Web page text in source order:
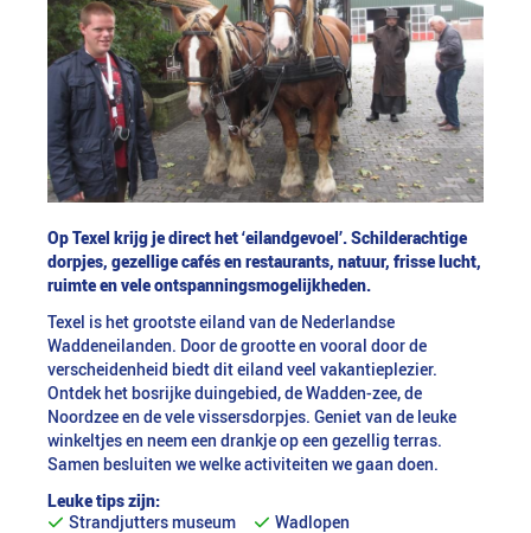
Op Texel krijg je direct het ‘eilandgevoel’. Schilderachtige
dorpjes, gezellige cafés en restaurants, natuur, frisse lucht,
ruimte en vele ontspanningsmogelijkheden.
Texel is het grootste eiland van de Nederlandse
Waddeneilanden. Door de grootte en vooral door de
verscheidenheid biedt dit eiland veel vakantieplezier.
Ontdek het bosrijke duingebied, de Wadden-zee, de
Noordzee en de vele vissersdorpjes. Geniet van de leuke
winkeltjes en neem een drankje op een gezellig terras.
Samen besluiten we welke activiteiten we gaan doen.
Leuke tips zijn:
Strandjutters museum
Wadlopen